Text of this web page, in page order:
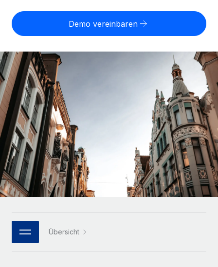
Contractor of Record
Rechtssichere, weltweite Arbeit mit Freelancer:innen
Globales Onboarding und Verwalten von
Freelancer:innen
PEO
Auslagern von komplexen HR-Aufgaben
INFRASTRUKTUR
Remote Embedded
Nahtlose Integration der HR in bestehende Abläufe
Plattform
Integrierte HR-Kernfunktionen für dein Team
MCP
Integrationen
Einfache Einstellung in allen US-Bundesstaaten
WACHSTUMSPHASE
Startups
Agile HR- und Payroll-Lösungen für wachsende
Unternehmen
Mittelstand
Maßgeschneiderte HR-Lösungen, um Teams zu
vergrößern
Enterprise
Globale HR für Konzerne und Großunternehmen
PARTNER WERDEN
Flexible Einbettung von Global-HR-Funktionen in deine
Personalkostenrechner
Gesamtbeschäftigungskosten
Honorarzahlungen berechnen
Informationen zu möglichen Währungen und
Abwicklungsfristen für globale Freelancer:innen
LERNEN MIT REMOTE
Forschung und Leitfäden
Fallstudien
HR-Glossar
Bibliothek für Stellenbeschreibungen
Webinare
Nederlands
Français
Deutsch
Español
Italiano
Português (Portugal)
한국어
Demo vereinbaren
Übersicht